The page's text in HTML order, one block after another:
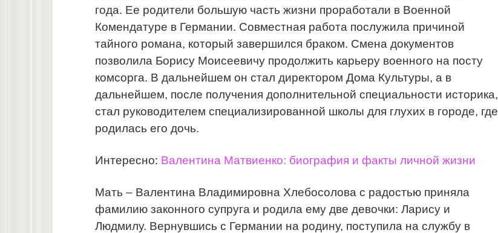
года. Ее родители большую часть жизни проработали в Военной
Комендатуре в Германии. Совместная работа послужила причиной
тайного романа, который завершился браком. Смена документов
позволила Борису Моисеевичу продолжить карьеру военного на посту
комсорга. В дальнейшем он стал директором Дома Культуры, а в
дальнейшем, после получения дополнительной специальности историка,
стал руководителем специализированной школы для глухих в городе, где
родилась его дочь.
Интересно: Валентина Матвиенко: биография и факты личной жизни
Мать – Валентина Владимировна Хлебосолова с радостью приняла
фамилию законного супруга и родила ему две девочки: Ларису и
Людмилу. Вернувшись с Германии на родину, поступила на службу в